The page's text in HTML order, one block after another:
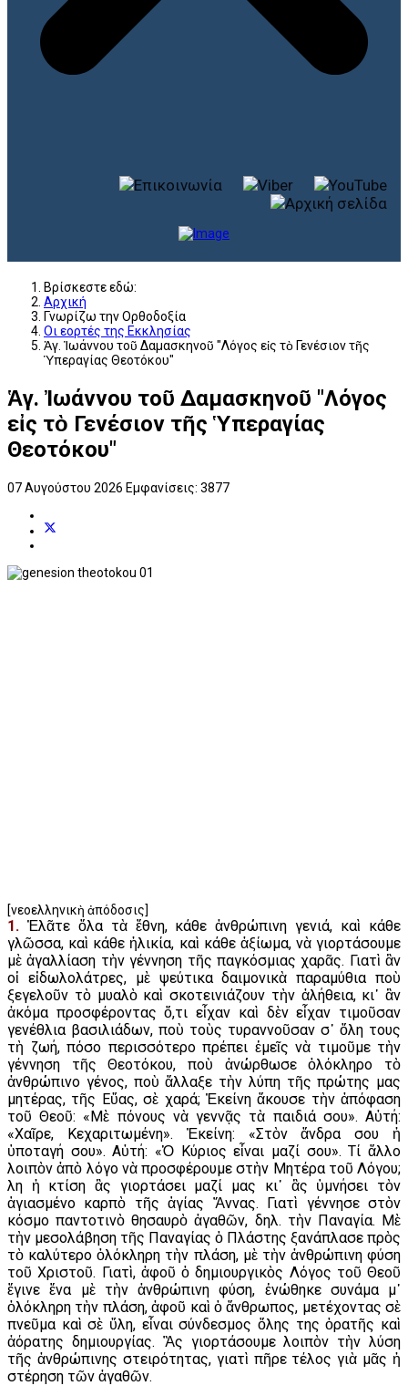
Βρίσκεστε εδώ:
Αρχική
Γνωρίζω την Ορθοδοξία
Οι εορτές της Εκκλησίας
Ἁγ. Ἰωάννου τοῦ Δαμασκηνοῦ "Λόγος εἰς τὸ Γενέσιον τῆς
Ὑπεραγίας Θεοτόκου"
Ἁγ. Ἰωάννου τοῦ Δαμασκηνοῦ "Λόγος
εἰς τὸ Γενέσιον τῆς Ὑπεραγίας
Θεοτόκου"
07 Αυγούστου 2026 Εμφανίσεις: 3877
[νεοελληνικὴ ἀπόδοσις]
1. Ἐλᾶτε ὅλα τὰ ἔθνη, κάθε ἀνθρώπινη γενιά, καὶ κάθε
γλῶσσα, καὶ κάθε ἡλικία, καὶ κάθε ἀξίωμα, νὰ γιορτάσουμε
μὲ ἀγαλλίαση τὴν γέννηση τῆς παγκόσμιας χαρᾶς. Γιατὶ ἂν
οἱ εἰδωλολάτρες, μὲ ψεύτικα δαιμονικὰ παραμύθια ποὺ
ξεγελοῦν τὸ μυαλὸ καὶ σκοτεινιάζουν τὴν ἀλήθεια, κι᾿ ἂν
ἀκόμα προσφέροντας ὅ,τι εἶχαν καὶ δὲν εἶχαν τιμοῦσαν
γενέθλια βασιλιάδων, ποὺ τοὺς τυραννοῦσαν σ᾿ ὅλη τους
τὴ ζωή, πόσο περισσότερο πρέπει ἐμεῖς νὰ τιμοῦμε τὴν
γέννηση τῆς Θεοτόκου, ποὺ ἀνώρθωσε ὁλόκληρο τὸ
ἀνθρώπινο γένος, ποὺ ἄλλαξε τὴν λύπη τῆς πρώτης μας
μητέρας, τῆς Εὔας, σὲ χαρά; Ἐκείνη ἄκουσε τὴν ἀπόφαση
τοῦ Θεοῦ: «Μὲ πόνους νὰ γεννᾷς τὰ παιδιά σου». Αὐτή:
«Χαῖρε, Κεχαριτωμένη». Ἐκείνη: «Στὸν ἄνδρα σου ἡ
ὑποταγή σου». Αὐτή: «Ὁ Κύριος εἶναι μαζί σου». Τί ἄλλο
λοιπὸν ἀπὸ λόγο νὰ προσφέρουμε στὴν Μητέρα τοῦ Λόγου;
Ὅλη ἡ κτίση ἂς γιορτάσει μαζί μας κι᾿ ἂς ὑμνήσει τὸν
ἁγιασμένο καρπὸ τῆς ἁγίας Ἄννας. Γιατὶ γέννησε στὸν
κόσμο παντοτινὸ θησαυρὸ ἀγαθῶν, δηλ. τὴν Παναγία. Μὲ
τὴν μεσολάβηση τῆς Παναγίας ὁ Πλάστης ξανάπλασε πρὸς
τὸ καλύτερο ὁλόκληρη τὴν πλάση, μὲ τὴν ἀνθρώπινη φύση
τοῦ Χριστοῦ. Γιατὶ, ἀφοῦ ὁ δημιουργικὸς Λόγος τοῦ Θεοῦ
ἔγινε ἕνα μὲ τὴν ἀνθρώπινη φύση, ἑνώθηκε συνάμα μ᾿
ὁλόκληρη τὴν πλάση, ἀφοῦ καὶ ὁ ἄνθρωπος, μετέχοντας σὲ
πνεῦμα καὶ σὲ ὕλη, εἶναι σύνδεσμος ὅλης της ὁρατῆς καὶ
ἀόρατης δημιουργίας. Ἂς γιορτάσουμε λοιπὸν τὴν λύση
τῆς ἀνθρώπινης στειρότητας, γιατὶ πῆρε τέλος γιὰ μᾶς ἡ
στέρηση τῶν ἀγαθῶν.